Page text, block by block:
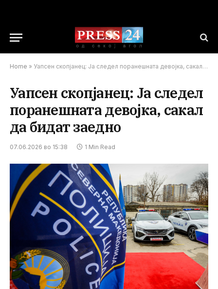
Home » Уапсен скопјанец: Ја следел поранешната девојка, сакал да бидат заедно
Уапсен скопјанец: Ја следел
поранешната девојка, сакал
да бидат заедно
07.06.2026 во 15:38 1 Min Read